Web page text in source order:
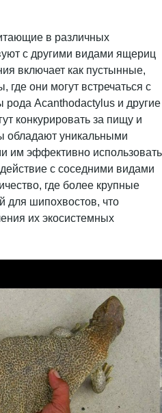
в различных
с другими видами ящериц
включает как пустынные,
они могут встречаться с
Acanthodactylus и другие
конкурировать за пищу и
обладают уникальными
им эффективно использовать
с соседними видами
где более крупные
для шипохвостов, что
их экосистемных